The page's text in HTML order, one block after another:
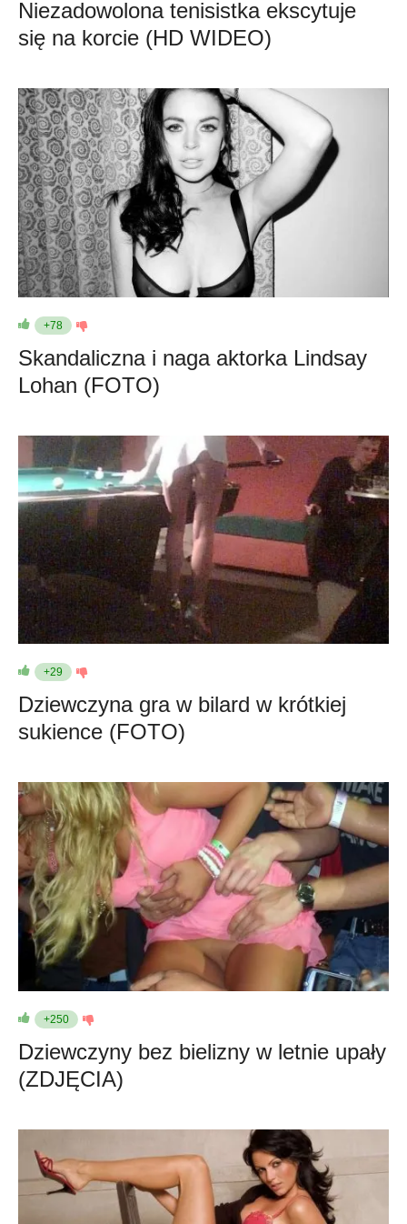
Niezadowolona tenisistka ekscytuje
się na korcie (HD WIDEO)
+78
Skandaliczna i naga aktorka Lindsay
Lohan (FOTO)
+29
Dziewczyna gra w bilard w krótkiej
sukience (FOTO)
+250
Dziewczyny bez bielizny w letnie upały
(ZDJĘCIA)